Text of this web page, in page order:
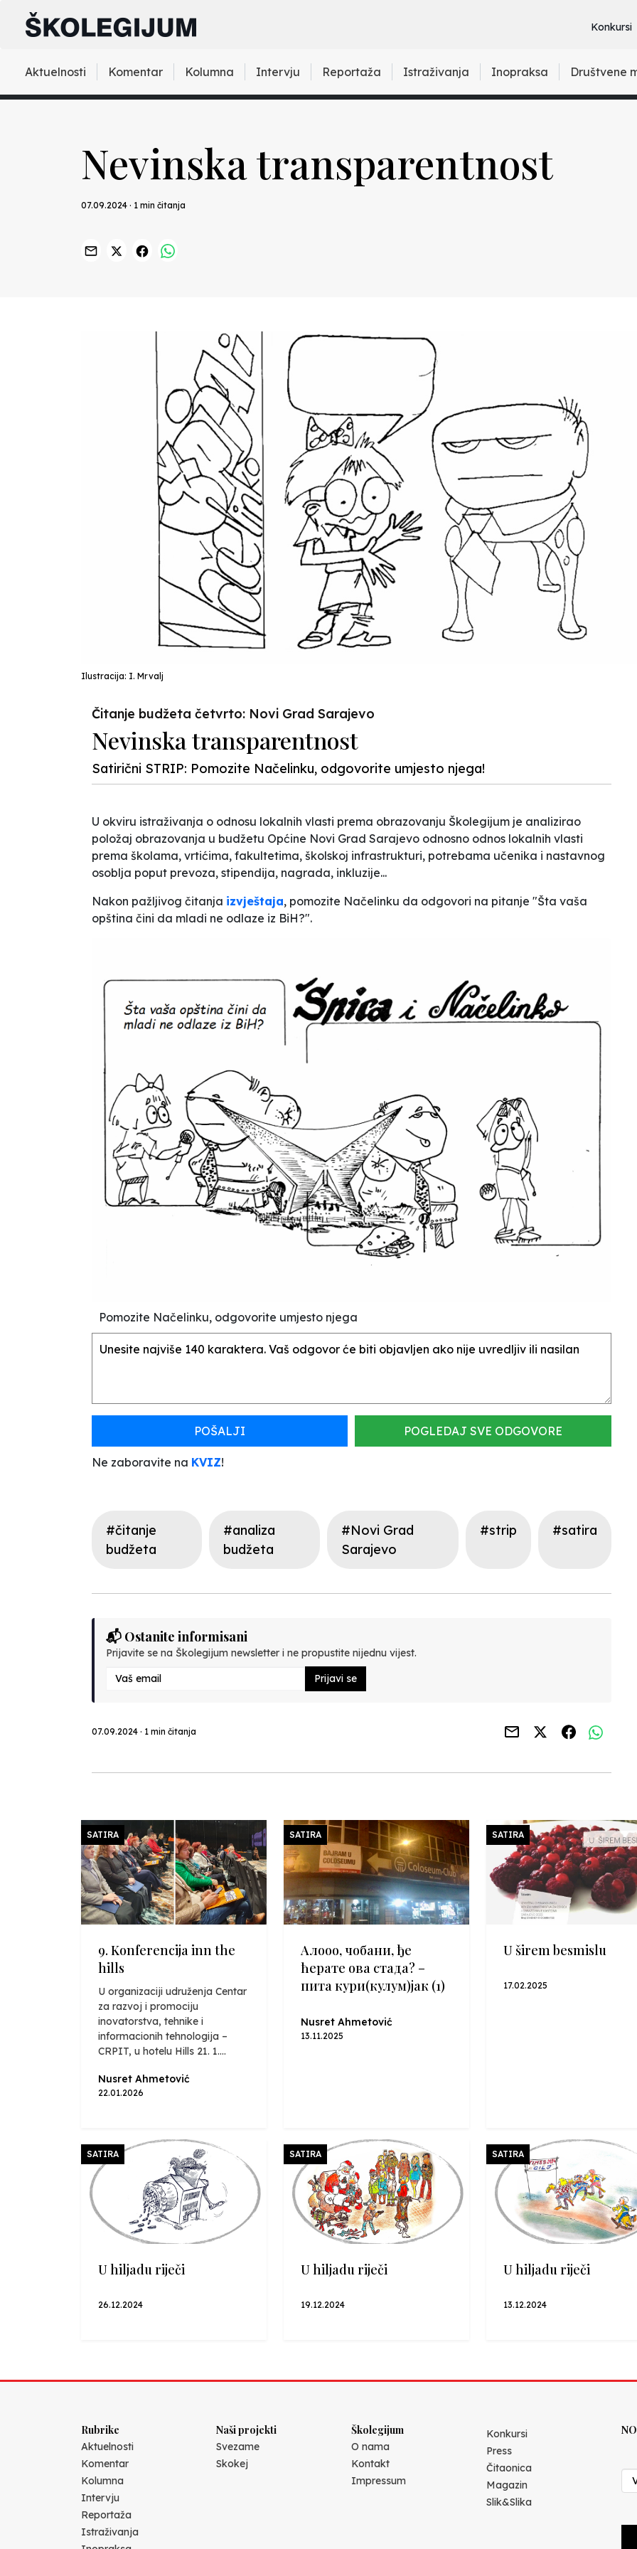
Konkursi
Aktuelnosti Komentar Kolumna Intervju Reportaža Istraživanja Inopraksa Društvene
Nevinska transparentnost
07.09.2024 · 1 min čitanja
Ilustracija: I. Mrvalj
Čitanje budžeta četvrto: Novi Grad Sarajevo
Nevinska transparentnost
Satirični STRIP: Pomozite Načelinku, odgovorite umjesto njega!
U okviru istraživanja o odnosu lokalnih vlasti prema obrazovanju Školegijum je analizirao
položaj obrazovanja u budžetu Općine Novi Grad Sarajevo odnosno odnos lokalnih vlasti
prema školama, vrtićima, fakultetima, školskoj infrastrukturi, potrebama učenika i nastavnog
osoblja poput prevoza, stipendija, nagrada, inkluzije...
Nakon pažljivog čitanja izvještaja, pomozite Načelinku da odgovori na pitanje "Šta vaša
opština čini da mladi ne odlaze iz BiH?".
Pomozite Načelinku, odgovorite umjesto njega
POŠALJI POGLEDAJ SVE ODGOVORE
Ne zaboravite na KVIZ!
#čitanje
budžeta
#analiza
budžeta
#Novi Grad
Sarajevo
#strip #satira
📬 Ostanite informisani
Prijavite se na Školegijum newsletter i ne propustite nijednu vijest.
Prijavi se
07.09.2024 · 1 min čitanja
SATIRA
9. Konferencija inn the
hills
U organizaciji udruženja Centar
za razvoj i promociju
inovatorstva, tehnike i
informacionih tehnologija –
CRPIT, u hotelu Hills 21. 1....
Nusret Ahmetović
22.01.2026
SATIRA
Алооо, чобани, ђе
ћерате ова стада? –
пита кури(кулум)јак (1)
Nusret Ahmetović
13.11.2025
SATIRA
U širem besmislu
17.02.2025
SATIRA
U hiljadu riječi
26.12.2024
SATIRA
U hiljadu riječi
19.12.2024
SATIRA
U hiljadu riječi
13.12.2024
Rubrike
Aktuelnosti
Komentar
Kolumna
Intervju
Reportaža
Istraživanja
Naši projekti
Svezame
Skokej
Školegijum
O nama
Kontakt
Impressum
Konkursi
Press
Čitaonica
Magazin
Slik&Slika